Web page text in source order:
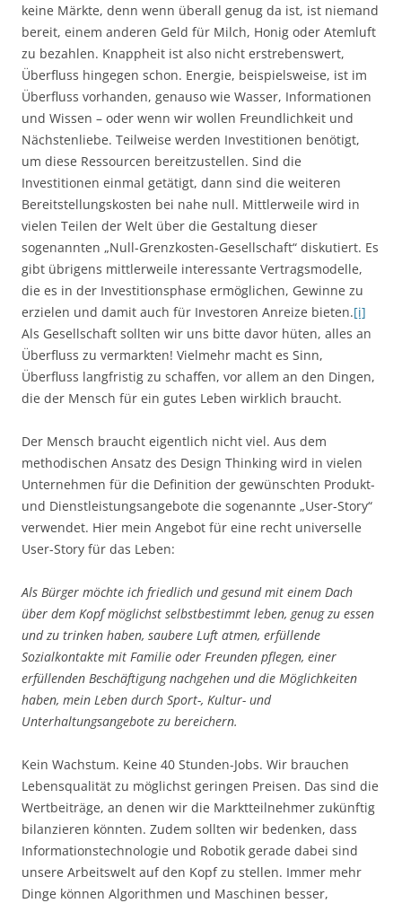
keine Märkte, denn wenn überall genug da ist, ist niemand
bereit, einem anderen Geld für Milch, Honig oder Atemluft
zu bezahlen. Knappheit ist also nicht erstrebenswert,
Überfluss hingegen schon. Energie, beispielsweise, ist im
Überfluss vorhanden, genauso wie Wasser, Informationen
und Wissen – oder wenn wir wollen Freundlichkeit und
Nächstenliebe. Teilweise werden Investitionen benötigt,
um diese Ressourcen bereitzustellen. Sind die
Investitionen einmal getätigt, dann sind die weiteren
Bereitstellungskosten bei nahe null. Mittlerweile wird in
vielen Teilen der Welt über die Gestaltung dieser
sogenannten „Null-Grenzkosten-Gesellschaft“ diskutiert. Es
gibt übrigens mittlerweile interessante Vertragsmodelle,
die es in der Investitionsphase ermöglichen, Gewinne zu
erzielen und damit auch für Investoren Anreize bieten.[i]
Als Gesellschaft sollten wir uns bitte davor hüten, alles an
Überfluss zu vermarkten! Vielmehr macht es Sinn,
Überfluss langfristig zu schaffen, vor allem an den Dingen,
die der Mensch für ein gutes Leben wirklich braucht.
Der Mensch braucht eigentlich nicht viel. Aus dem
methodischen Ansatz des Design Thinking wird in vielen
Unternehmen für die Definition der gewünschten Produkt-
und Dienstleistungsangebote die sogenannte „User-Story“
verwendet. Hier mein Angebot für eine recht universelle
User-Story für das Leben:
Als Bürger möchte ich friedlich und gesund mit einem Dach
über dem Kopf möglichst selbstbestimmt leben, genug zu essen
und zu trinken haben, saubere Luft atmen, erfüllende
Sozialkontakte mit Familie oder Freunden pflegen, einer
erfüllenden Beschäftigung nachgehen und die Möglichkeiten
haben, mein Leben durch Sport-, Kultur- und
Unterhaltungsangebote zu bereichern.
Kein Wachstum. Keine 40 Stunden-Jobs. Wir brauchen
Lebensqualität zu möglichst geringen Preisen. Das sind die
Wertbeiträge, an denen wir die Marktteilnehmer zukünftig
bilanzieren könnten. Zudem sollten wir bedenken, dass
Informationstechnologie und Robotik gerade dabei sind
unsere Arbeitswelt auf den Kopf zu stellen. Immer mehr
Dinge können Algorithmen und Maschinen besser,